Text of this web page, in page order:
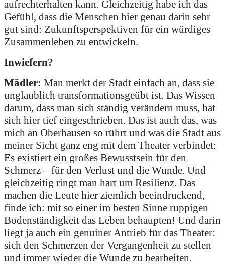
aufrechterhalten kann. Gleichzeitig habe ich das
Gefühl, dass die Menschen hier genau darin sehr
gut sind: Zukunftsperspektiven für ein würdiges
Zusammenleben zu entwickeln.
Inwiefern?
Mädler: Man merkt der Stadt einfach an, dass sie
unglaublich transformationsgeübt ist. Das Wissen
darum, dass man sich ständig verändern muss, hat
sich hier tief eingeschrieben. Das ist auch das, was
mich an Oberhausen so rührt und was die Stadt aus
meiner Sicht ganz eng mit dem Theater verbindet:
Es existiert ein großes Bewusstsein für den
Schmerz – für den Verlust und die Wunde. Und
gleichzeitig ringt man hart um Resilienz. Das
machen die Leute hier ziemlich beeindruckend,
finde ich: mit so einer im besten Sinne ruppigen
Bodenständigkeit das Leben behaupten! Und darin
liegt ja auch ein genuiner Antrieb für das Theater:
sich den Schmerzen der Vergangenheit zu stellen
und immer wieder die Wunde zu bearbeiten.